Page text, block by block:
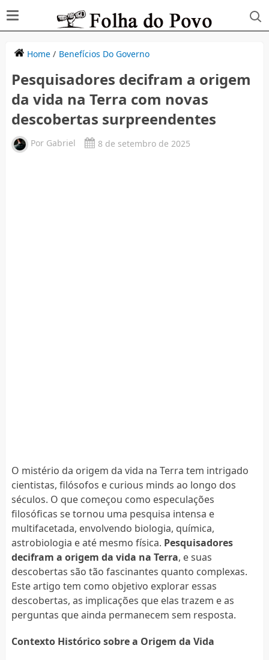
Home/ Benefícios Do Governo
Pesquisadores decifram a origem
da vida na Terra com novas
descobertas surpreendentes
Por Gabriel 8 de setembro de 2025
O mistério da origem da vida na Terra tem intrigado
cientistas, filósofos e curious minds ao longo dos
séculos. O que começou como especulações
filosóficas se tornou uma pesquisa intensa e
multifacetada, envolvendo biologia, química,
astrobiologia e até mesmo física. Pesquisadores
decifram a origem da vida na Terra, e suas
descobertas são tão fascinantes quanto complexas.
Este artigo tem como objetivo explorar essas
descobertas, as implicações que elas trazem e as
perguntas que ainda permanecem sem resposta.
Contexto Histórico sobre a Origem da Vida